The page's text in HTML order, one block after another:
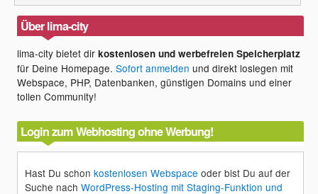
Über lima-city
lima-city bietet dirkostenlosen und werbefreien Speicherplatz
für Deine Homepage.Sofort anmelden und direkt loslegen mit
Webspace, PHP, Datenbanken, günstigen Domains und einer
tollen Community!
Login zum Webhosting ohne Werbung!
Hast Du schonkostenlosen Webspace oder bist Du auf der
Suche nachWordPress-Hosting mit Staging-Funktion und